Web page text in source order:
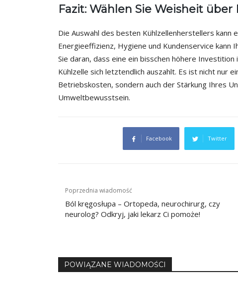
Fazit: Wählen Sie Weisheit über
Die Auswahl des besten Kühlzellenherstellers
Energieeffizienz, Hygiene und Kundenservice kann
Sie daran, dass eine ein bisschen höhere
Kühlzelle sich letztendlich auszahlt. Es ist nicht nur
Betriebskosten, sondern auch der Stärkung Ihres
Umweltbewusstsein.
Facebook Twitter
Nawigacja
wpisu
Poprzednia wiadomość
Ból kręgosłupa – Ortopeda, neurochirurg, czy
neurolog? Odkryj, jaki lekarz Ci pomoże!
POWIĄZANE WIADOMOŚCI